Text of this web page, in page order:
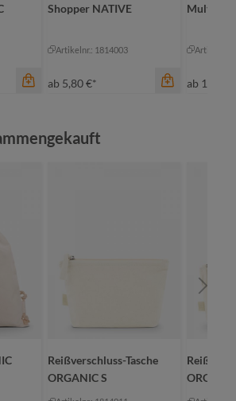
Shopper NATIVE
Artikelnr.: 1814003
ab 5,80 €*
Farbe
Multibag
Artikelnr.:
ab 10,75
Farbe
Reißverschluss-Tasche
ORGANIC S